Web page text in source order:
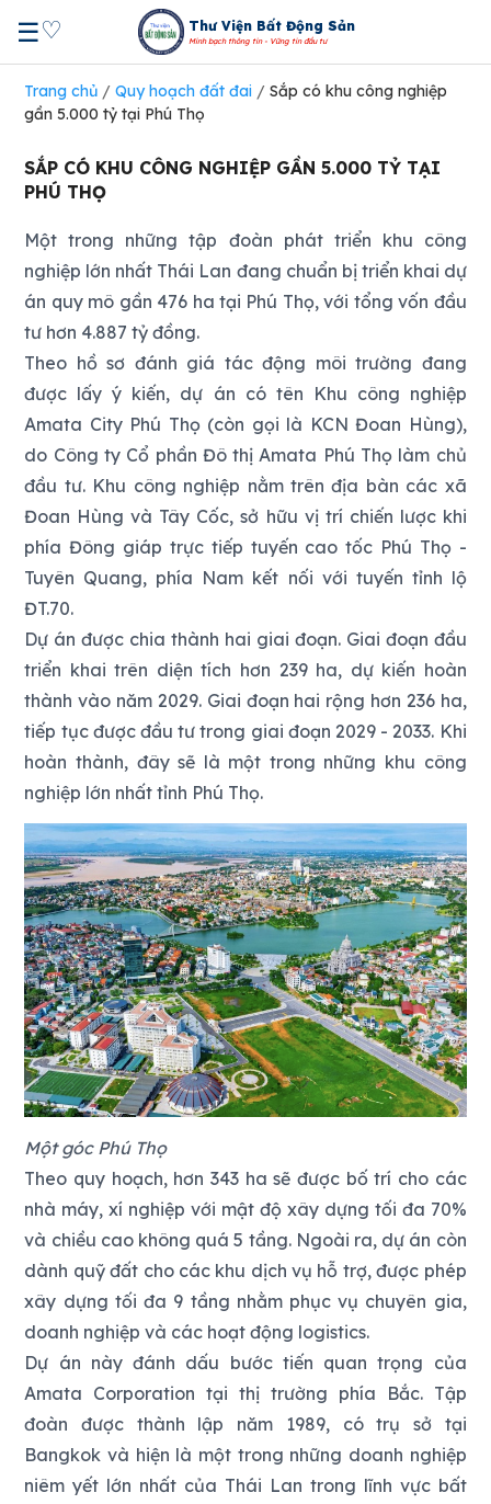
☰♡ Thư Viện Bất Động Sản
Minh bạch thông tin - Vững tin đầu tư
Trang chủ /Quy hoạch đất đai /Sắp có khu công nghiệp
gần 5.000 tỷ tại Phú Thọ
SẮP CÓ KHU CÔNG NGHIỆP GẦN 5.000 TỶ TẠI
PHÚ THỌ
Một trong những tập đoàn phát triển khu công
nghiệp lớn nhất Thái Lan đang chuẩn bị triển khai dự
án quy mô gần 476 ha tại Phú Thọ, với tổng vốn đầu
tư hơn 4.887 tỷ đồng.
Theo hồ sơ đánh giá tác động môi trường đang
được lấy ý kiến, dự án có tên Khu công nghiệp
Amata City Phú Thọ (còn gọi là KCN Đoan Hùng),
do Công ty Cổ phần Đô thị Amata Phú Thọ làm chủ
đầu tư. Khu công nghiệp nằm trên địa bàn các xã
Đoan Hùng và Tây Cốc, sở hữu vị trí chiến lược khi
phía Đông giáp trực tiếp tuyến cao tốc Phú Thọ -
Tuyên Quang, phía Nam kết nối với tuyến tỉnh lộ
ĐT.70.
Dự án được chia thành hai giai đoạn. Giai đoạn đầu
triển khai trên diện tích hơn 239 ha, dự kiến hoàn
thành vào năm 2029. Giai đoạn hai rộng hơn 236 ha,
tiếp tục được đầu tư trong giai đoạn 2029 - 2033. Khi
hoàn thành, đây sẽ là một trong những khu công
nghiệp lớn nhất tỉnh Phú Thọ.
Một góc Phú Thọ
Theo quy hoạch, hơn 343 ha sẽ được bố trí cho các
nhà máy, xí nghiệp với mật độ xây dựng tối đa 70%
và chiều cao không quá 5 tầng. Ngoài ra, dự án còn
dành quỹ đất cho các khu dịch vụ hỗ trợ, được phép
xây dựng tối đa 9 tầng nhằm phục vụ chuyên gia,
doanh nghiệp và các hoạt động logistics.
Dự án này đánh dấu bước tiến quan trọng của
Amata Corporation tại thị trường phía Bắc. Tập
đoàn được thành lập năm 1989, có trụ sở tại
Bangkok và hiện là một trong những doanh nghiệp
niêm yết lớn nhất của Thái Lan trong lĩnh vực bất